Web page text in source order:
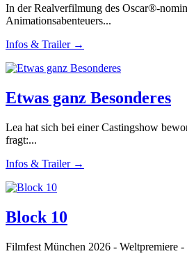
In der Realverfilmung des Oscar®-
Animationsabenteuers...
Infos & Trailer →
Etwas ganz Besonderes
Lea hat sich bei einer Castingshow
fragt:...
Infos & Trailer →
Block 10
Filmfest München 2026 - Weltpremiere